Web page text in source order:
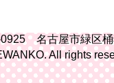
名古屋市緑区桶
All rights